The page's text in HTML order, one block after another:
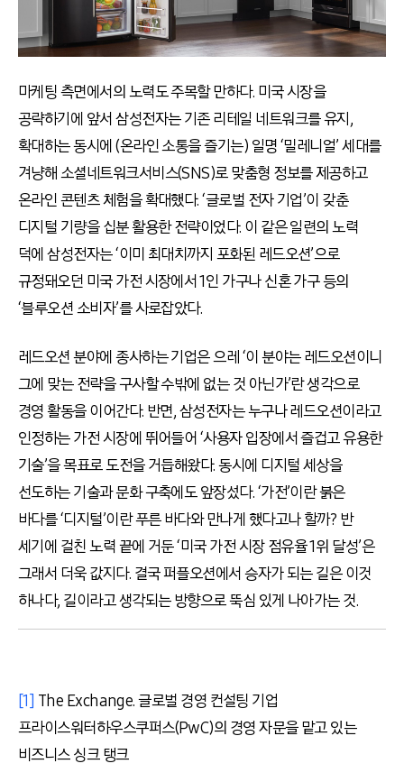
마케팅 측면에서의 노력도 주목할 만하다. 미국 시장을
공략하기에 앞서 삼성전자는 기존 리테일 네트워크를 유지,
확대하는 동시에 (온라인 소통을 즐기는) 일명 ‘밀레니얼’ 세대를
겨냥해 소셜네트워크서비스(SNS)로 맞춤형 정보를 제공하고
온라인 콘텐츠 체험을 확대했다. ‘글로벌 전자 기업’이 갖춘
디지털 기량을 십분 활용한 전략이었다. 이 같은 일련의 노력
덕에 삼성전자는 ‘이미 최대치까지 포화된 레드오션’으로
규정돼오던 미국 가전 시장에서 1인 가구나 신혼 가구 등의
‘블루오션 소비자’를 사로잡았다.
레드오션 분야에 종사하는 기업은 으레 ‘이 분야는 레드오션이니
그에 맞는 전략을 구사할 수밖에 없는 것 아닌가’란 생각으로
경영 활동을 이어간다. 반면, 삼성전자는 누구나 레드오션이라고
인정하는 가전 시장에 뛰어들어 ‘사용자 입장에서 즐겁고 유용한
기술’을 목표로 도전을 거듭해왔다. 동시에 디지털 세상을
선도하는 기술과 문화 구축에도 앞장섰다. ‘가전’이란 붉은
바다를 ‘디지털’이란 푸른 바다와 만나게 했다고나 할까? 반
세기에 걸친 노력 끝에 거둔 ‘미국 가전 시장 점유율 1위 달성’은
그래서 더욱 값지다. 결국 퍼플오션에서 승자가 되는 길은 이것
하나다, 길이라고 생각되는 방향으로 뚝심 있게 나아가는 것.
[1] The Exchange. 글로벌 경영 컨설팅 기업
프라이스워터하우스쿠퍼스(PwC)의 경영 자문을 맡고 있는
비즈니스 싱크 탱크